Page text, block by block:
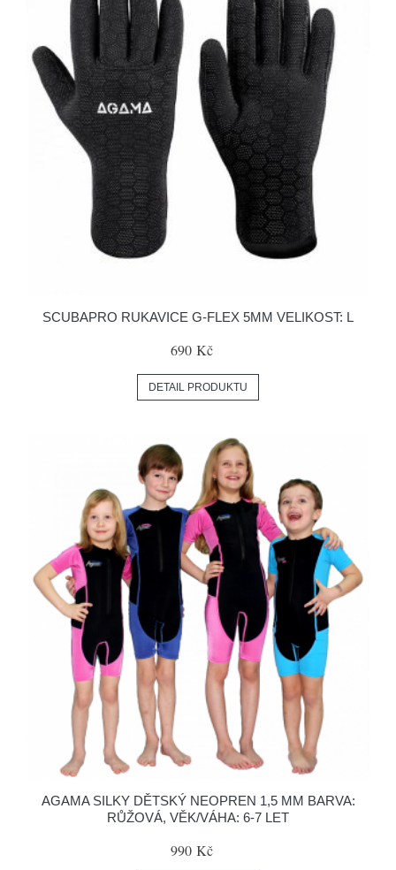
SCUBAPRO RUKAVICE G-FLEX 5MM VELIKOST: L
690 Kč
DETAIL PRODUKTU
AGAMA SILKY DĚTSKÝ NEOPREN 1,5 MM BARVA:
RŮŽOVÁ, VĚK/VÁHA: 6-7 LET
990 Kč